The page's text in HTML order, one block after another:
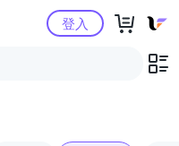
購物中心登入